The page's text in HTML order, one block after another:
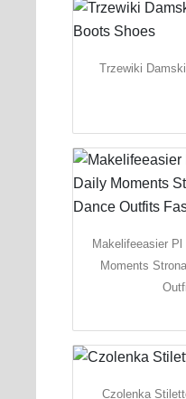
Trzewiki
Makelifeeasier
Moments
Czolenka